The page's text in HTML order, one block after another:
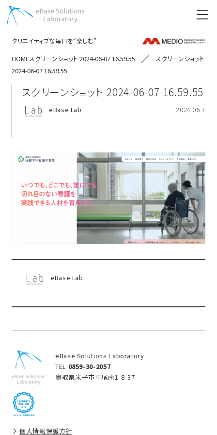
クリエイティブな毎日を“楽しむ”
HOMEスクリーンショット 2024-06-07 16.59.55
スクリーンショット
2024-06-07 16.59.55
スクリーンショット 2024-06-07 16.59.55
eBase Lab 2024.06.7
eBase Lab
eBase Solutions Laboratory
TEL 0859-30-2057
鳥取県米子市車尾南1-8-37
個人情報保護方針